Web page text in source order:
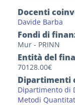
Docenti
Davide Barba
Fondi di
Mur - PRINN
Entità del
70128.00€
Dipartimenti
Dipartimento di
Metodi